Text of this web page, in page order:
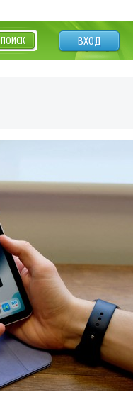
ВХОД
ПОИСК